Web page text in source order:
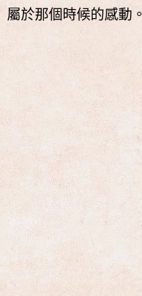
屬於那個時候的感動。